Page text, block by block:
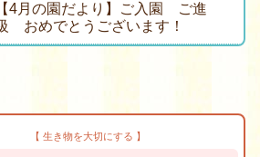
【4月の園だより】ご入園 ご進
おめでとうございます！
【 生き物を大切にする 】